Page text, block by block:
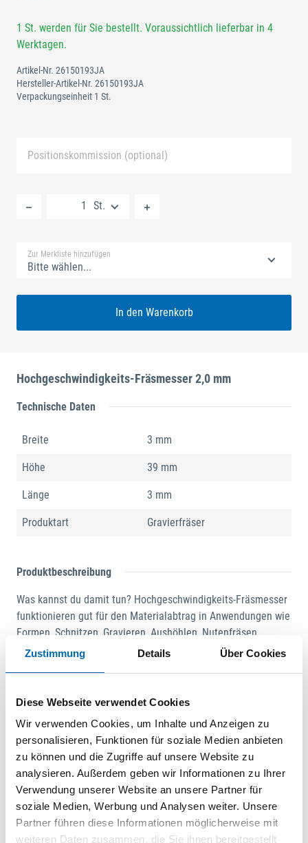
Zustimmung Details Über Cookies
Diese Webseite verwendet Cookies
Wir verwenden Cookies, um Inhalte und Anzeigen zu
personalisieren, Funktionen für soziale Medien anbieten
zu können und die Zugriffe auf unsere Website zu
analysieren. Außerdem geben wir Informationen zu Ihrer
Verwendung unserer Website an unsere Partner für
soziale Medien, Werbung und Analysen weiter. Unsere
Partner führen diese Informationen möglicherweise mit
weiteren Daten zusammen, die Sie ihnen bereitgestellt
1 St. werden für Sie bestellt. Voraussichtlich lieferbar in 4
Werktagen.
Artikel-Nr. 26150193JA
Hersteller-Artikel-Nr. 26150193JA
Verpackungseinheit 1 St.
Positionskommission (optional)
St.
Zur Merkliste hinzufügen
Bitte wählen...
In den Warenkorb
Hochgeschwindigkeits-Fräsmesser 2,0 mm
Technische Daten
Breite 3 mm
Höhe 39 mm
Länge 3 mm
Produktart Gravierfräser
Produktbeschreibung
Was kannst du damit tun? Hochgeschwindigkeits-Fräsmesser
funktionieren gut für den Materialabtrag in Anwendungen wie
Formen, Schnitzen, Gravieren, Aushöhlen, Nutenfräsen,
Schlitzfräsen, Inlay-Arbeiten, Bohren konischer Löcher oder
ein effektives Ergebnis die Seiten des Kopfes. Dieses
Weniger aggressive und dafür häufigere Züge sind immer
besser, als fest zu drücken oder das Werkzeug durch das
Material zu zwingen. Halte es in einem Winkel von weniger
als 90°. Empfohlenes Vorsatzgerät: BIEGSAME WELLE (225).
WERKZEUGHALTER FÜR BIEGSAME WELLE (2222).
PRÄZISIONSHANDGRIFF-VORSATZGERÄT (577). 3-IN-1 MULTI-
SCHRAUBSTOCK (2500). Zur Verwendung auf folgenden